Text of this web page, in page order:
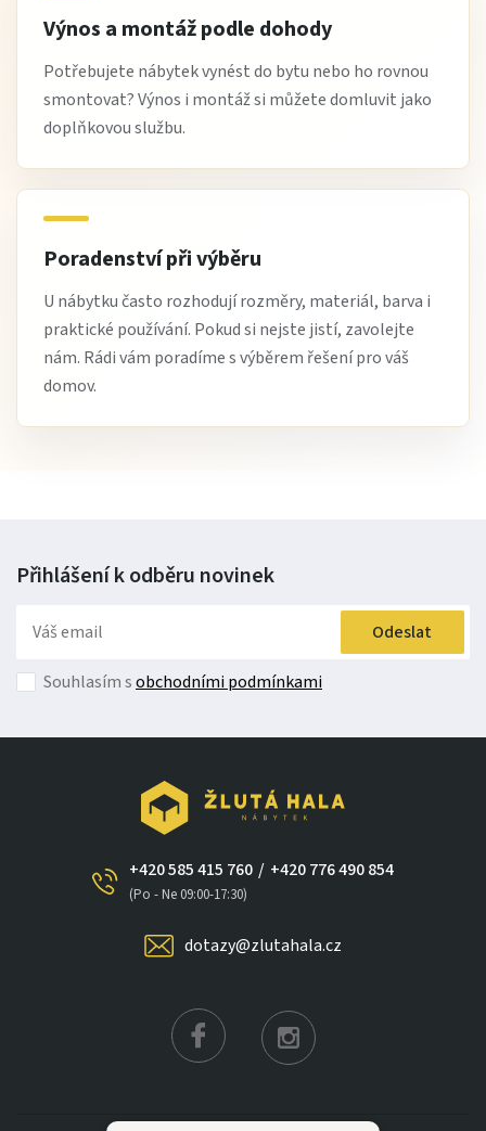
Výnos a montáž podle dohody
Potřebujete nábytek vynést do bytu nebo ho rovnou
smontovat? Výnos i montáž si můžete domluvit jako
doplňkovou službu.
Poradenství při výběru
U nábytku často rozhodují rozměry, materiál, barva i
praktické používání. Pokud si nejste jistí, zavolejte
nám. Rádi vám poradíme s výběrem řešení pro váš
domov.
Přihlášení k odběru novinek
Odeslat
Souhlasím sobchodními podmínkami
+420 585 415 760
(Po - Ne 09:00-17:30)
/ +420 776 490 854
dotazy@zlutahala.cz